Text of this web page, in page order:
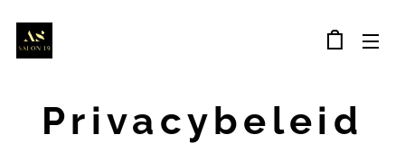
Privacybeleid